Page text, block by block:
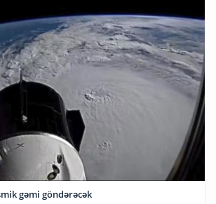
gəmi göndərəcək